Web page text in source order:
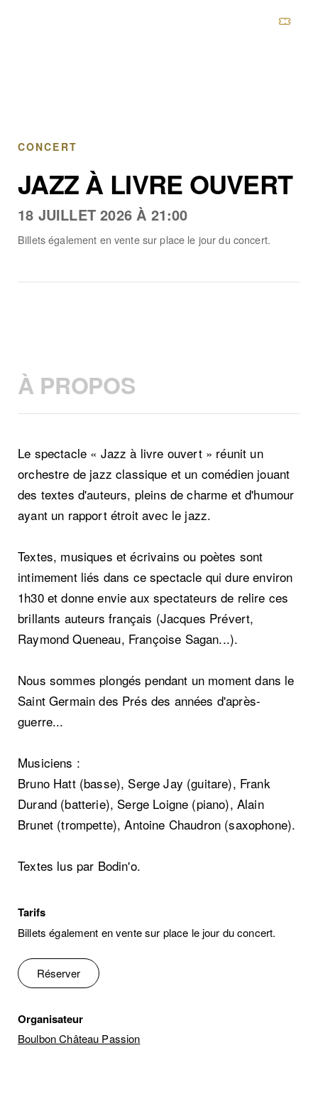
CONCERT
JAZZ À LIVRE OUVERT
18 JUILLET 2026 À 21:00
Billets également en vente sur place le jour du concert.
À PROPOS
Le spectacle « Jazz à livre ouvert » réunit un
orchestre de jazz classique et un comédien jouant
des textes d'auteurs, pleins de charme et d'humour
ayant un rapport étroit avec le jazz.
Textes, musiques et écrivains ou poètes sont
intimement liés dans ce spectacle qui dure environ
1h30 et donne envie aux spectateurs de relire ces
brillants auteurs français (Jacques Prévert,
Raymond Queneau, Françoise Sagan...).
Nous sommes plongés pendant un moment dans le
Saint Germain des Prés des années d'après-
guerre...
Musiciens :
Bruno Hatt (basse), Serge Jay (guitare), Frank
Durand (batterie), Serge Loigne (piano), Alain
Brunet (trompette), Antoine Chaudron (saxophone).
Textes lus par Bodin'o.
Tarifs
Billets également en vente sur place le jour du concert.
Réserver
Organisateur
Boulbon Château Passion